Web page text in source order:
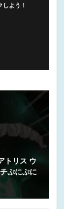
よう！
トリス ウ
ぷにぷに